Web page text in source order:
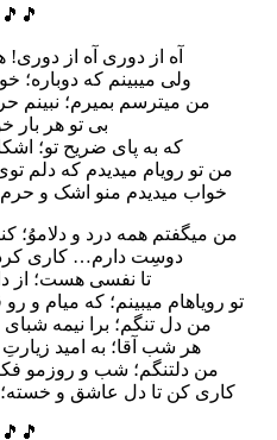
آه از دوری آه از
ولی میبینم که دوباره؛
من میترسم بمیرم؛ نبینم
بی تو هر بار
که به پای ضریح تو؛
من تو رویام میدیدم که دلم
خواب میدیدم منو اشک و حرم؛
من میگفتم همه درد و دلاموُ؛
دوسِت دارم… کاری
تا نفسی هست؛ از
تو رویاهام میبینم؛ که میام و
من دل تنگم؛ برا نیمه شبای
هر شب آقا؛ به امید زیارتِ
من دلتنگم؛ شب و روزمو
کاری کن تا دل عاشق و خسته؛